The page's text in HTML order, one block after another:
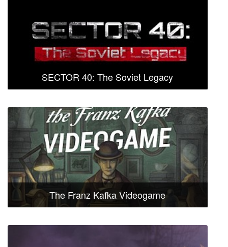
SECTOR 40: The Soviet Legacy
The Franz Kafka Videogame